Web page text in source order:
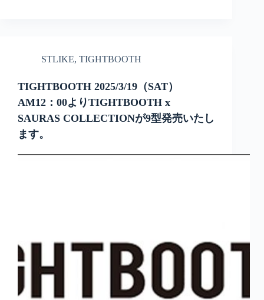
STLIKE, TIGHTBOOTH
TIGHTBOOTH 2025/3/19（SAT）
AM12：00よりTIGHTBOOTH x
SAURAS COLLECTIONが9型発売いたし
ます。